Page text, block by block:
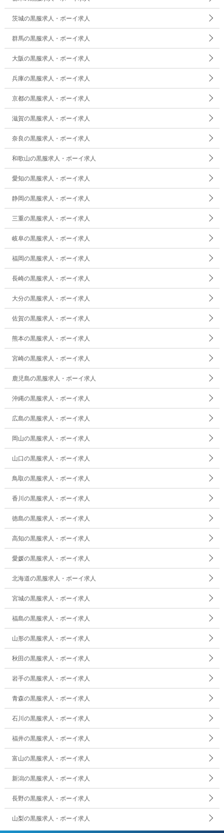
茨城の黒服求人・ボーイ求人
群馬の黒服求人・ボーイ求人
大阪の黒服求人・ボーイ求人
兵庫の黒服求人・ボーイ求人
京都の黒服求人・ボーイ求人
滋賀の黒服求人・ボーイ求人
奈良の黒服求人・ボーイ求人
和歌山の黒服求人・ボーイ求人
愛知の黒服求人・ボーイ求人
静岡の黒服求人・ボーイ求人
三重の黒服求人・ボーイ求人
岐阜の黒服求人・ボーイ求人
福岡の黒服求人・ボーイ求人
長崎の黒服求人・ボーイ求人
大分の黒服求人・ボーイ求人
佐賀の黒服求人・ボーイ求人
熊本の黒服求人・ボーイ求人
宮崎の黒服求人・ボーイ求人
鹿児島の黒服求人・ボーイ求人
沖縄の黒服求人・ボーイ求人
広島の黒服求人・ボーイ求人
岡山の黒服求人・ボーイ求人
山口の黒服求人・ボーイ求人
鳥取の黒服求人・ボーイ求人
香川の黒服求人・ボーイ求人
徳島の黒服求人・ボーイ求人
高知の黒服求人・ボーイ求人
愛媛の黒服求人・ボーイ求人
北海道の黒服求人・ボーイ求人
宮城の黒服求人・ボーイ求人
福島の黒服求人・ボーイ求人
山形の黒服求人・ボーイ求人
秋田の黒服求人・ボーイ求人
岩手の黒服求人・ボーイ求人
青森の黒服求人・ボーイ求人
石川の黒服求人・ボーイ求人
福井の黒服求人・ボーイ求人
富山の黒服求人・ボーイ求人
新潟の黒服求人・ボーイ求人
長野の黒服求人・ボーイ求人
山梨の黒服求人・ボーイ求人